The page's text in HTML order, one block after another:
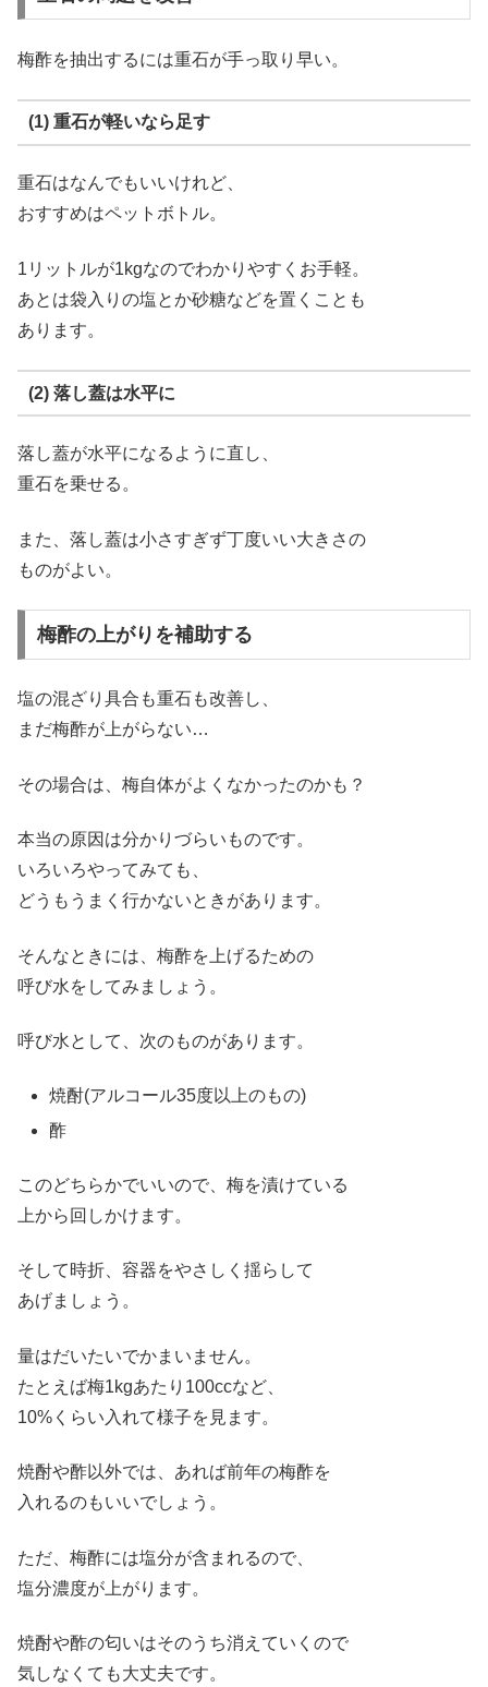
梅酢を抽出するには重石が手っ取り早い。
(1) 重石が軽いなら足す
重石はなんでもいいけれど、
おすすめはペットボトル。
1リットルが1kgなのでわかりやすくお手軽。
あとは袋入りの塩とか砂糖などを置くことも
あります。
(2) 落し蓋は水平に
落し蓋が水平になるように直し、
重石を乗せる。
また、落し蓋は小さすぎず丁度いい大きさの
ものがよい。
梅酢の上がりを補助する
塩の混ざり具合も重石も改善し、
まだ梅酢が上がらない…
その場合は、梅自体がよくなかったのかも？
本当の原因は分かりづらいものです。
いろいろやってみても、
どうもうまく行かないときがあります。
そんなときには、梅酢を上げるための
呼び水をしてみましょう。
呼び水として、次のものがあります。
焼酎(アルコール35度以上のもの)
酢
このどちらかでいいので、梅を漬けている
上から回しかけます。
そして時折、容器をやさしく揺らして
あげましょう。
量はだいたいでかまいません。
たとえば梅1kgあたり100ccなど、
10%くらい入れて様子を見ます。
焼酎や酢以外では、あれば前年の梅酢を
入れるのもいいでしょう。
ただ、梅酢には塩分が含まれるので、
塩分濃度が上がります。
焼酎や酢の匂いはそのうち消えていくので
気しなくても大丈夫です。